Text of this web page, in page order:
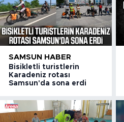
SAMSUN HABER
Bisikletli turistlerin
Karadeniz rotası
Samsun'da sona erdi